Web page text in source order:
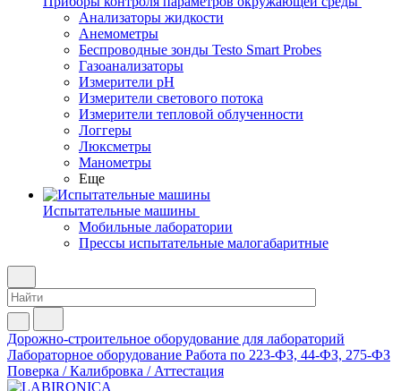
Анализаторы жидкости
Анемометры
Беспроводные зонды Testo Smart Probes
Газоанализаторы
Измерители pH
Измерители светового потока
Измерители тепловой облученности
Логгеры
Люксметры
Манометры
Еще
Испытательные машины
Мобильные лаборатории
Прессы испытательные малогабаритные
Дорожно-строительное оборудование для лабораторий
Лабораторное оборудование Работа по 223-ФЗ, 44-ФЗ, 275-ФЗ
Поверка / Калибровка / Аттестация